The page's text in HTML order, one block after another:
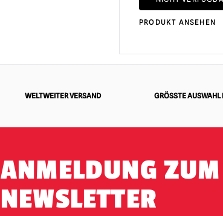
PRODUKT ANSEHEN
WELTWEITER VERSAND GRÖSSTE AUSWAHL
ANMELDUNG ZUM
NEWSLETTER